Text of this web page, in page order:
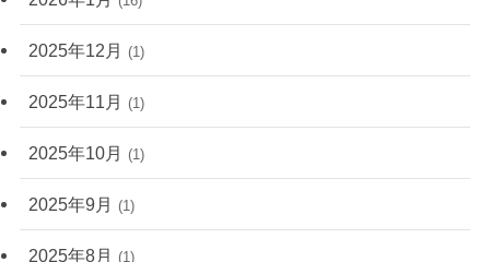
2025年12月 (1)
2025年11月 (1)
2025年10月 (1)
2025年9月 (1)
2025年8月 (1)